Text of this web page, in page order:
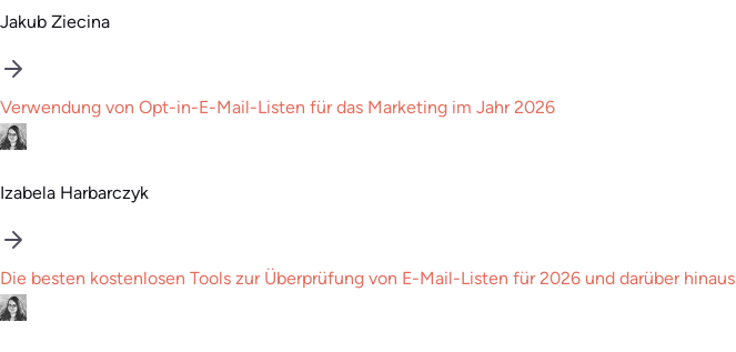
Jakub Ziecina
Verwendung von Opt-in-E-Mail-Listen für das Marketing im Jahr 2026
Izabela Harbarczyk
Die besten kostenlosen Tools zur Überprüfung von E-Mail-Listen für 2026 und darüber hinaus